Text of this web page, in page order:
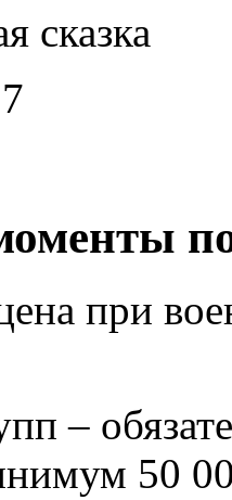
сказка
при
–
50